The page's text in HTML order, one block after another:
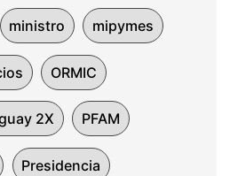
ministro mipymes
ORMIC
2X PFAM
Presidencia